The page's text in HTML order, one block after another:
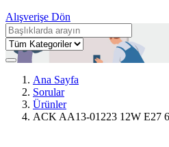
Alışverişe Dön
Ana Sayfa
Sorular
Ürünler
ACK AA13-01223 12W E27